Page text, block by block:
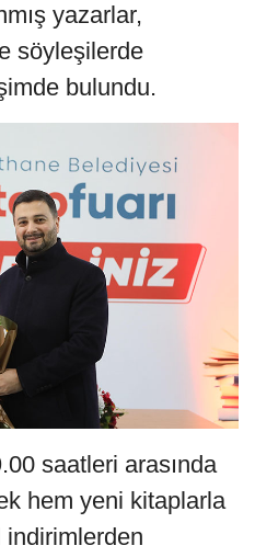
yazarlar,
söyleşilerde
bulundu.
saatleri arasında
hem yeni kitaplarla
indirimlerden